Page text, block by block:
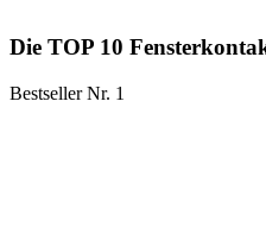
Die TOP 10
Bestseller Nr. 1